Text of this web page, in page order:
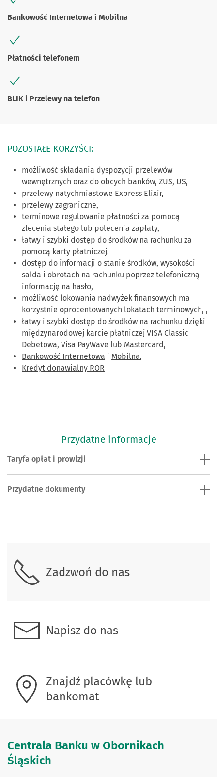
Bankowość Internetowa i Mobilna
Płatności telefonem
BLIK i Przelewy na telefon
POZOSTAŁE KORZYŚCI:
możliwość składania dyspozycji przelewów
wewnętrznych oraz do obcych banków, ZUS, US,
przelewy natychmiastowe Express Elixir,
przelewy zagraniczne,
terminowe regulowanie płatności za pomocą
zlecenia stałego lub polecenia zapłaty,
łatwy i szybki dostęp do środków na rachunku za
pomocą karty płatniczej.
dostęp do informacji o stanie środków, wysokości
salda i obrotach na rachunku poprzez telefoniczną
informację na hasło,
możliwość lokowania nadwyżek finansowych ma
korzystnie oprocentowanych lokatach terminowych, ,
łatwy i szybki dostęp do środków na rachunku dzięki
międzynarodowej karcie płatniczej VISA Classic
Debetowa, Visa PayWave lub Mastercard,
Bankowość Internetowa i Mobilna,
Kredyt donawialny ROR
Przydatne informacje
Taryfa opłat i prowizji
Przydatne dokumenty
Zadzwoń do nas
Napisz do nas
Znajdź placówkę lub
bankomat
Centrala Banku w Obornikach
Śląskich